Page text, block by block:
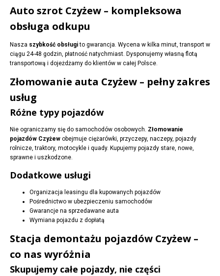
Auto szrot Czyżew – kompleksowa
obsługa odkupu
Nasza szybkość obsługito gwarancja. Wycena w kilka minut, transport w
ciągu 24-48 godzin, płatność natychmiast. Dysponujemy własną flotą
transportową i dojeżdżamy do klientów w całej Polsce.
Złomowanie auta Czyżew – pełny zakres
usług
Różne typy pojazdów
Nie ograniczamy się do samochodów osobowych. Złomowanie
pojazdów Czyżew obejmuje ciężarówki, przyczepy, naczepy, pojazdy
rolnicze, traktory, motocykle i quady. Kupujemy pojazdy stare, nowe,
sprawne i uszkodzone.
Dodatkowe usługi
Organizacja leasingu dla kupowanych pojazdów
Pośrednictwo w ubezpieczeniu samochodów
Gwarancje na sprzedawane auta
Wymiana pojazdu z dopłatą
Stacja demontażu pojazdów Czyżew –
co nas wyróżnia
Skupujemy całe pojazdy, nie części